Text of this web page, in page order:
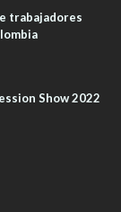
trabajadores
Show 2022